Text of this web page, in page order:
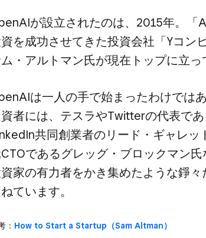
が​設立されたのは、​2015年。​「
を​成功させてきた​投資会社​「Yコン
・アルトマン氏が​現在トップに​立っ
は​一人の​手で​始まったわけでは​
者には、​テスラや​Twitterの​代表であ
共同創業者の​リード・ギャレ
である​グレッグ・ブロックマン氏
家の​有力者を​かき集めたような​錚々
ています。
： How to Start a Startup​（Sam Altman）